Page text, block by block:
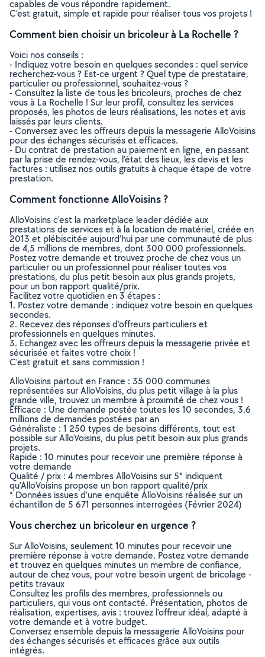
capables de vous répondre rapidement.
C’est gratuit, simple et rapide pour réaliser tous vos projets !
Comment bien choisir un bricoleur à La Rochelle ?
Voici nos conseils :
- Indiquez votre besoin en quelques secondes : quel service
recherchez-vous ? Est-ce urgent ? Quel type de prestataire,
particulier ou professionnel, souhaitez-vous ?
- Consultez la liste de tous les bricoleurs, proches de chez
vous à La Rochelle ! Sur leur profil, consultez les services
proposés, les photos de leurs réalisations, les notes et avis
laissés par leurs clients.
- Conversez avec les offreurs depuis la messagerie AlloVoisins
pour des échanges sécurisés et efficaces.
- Du contrat de prestation au paiement en ligne, en passant
par la prise de rendez-vous, l’état des lieux, les devis et les
factures : utilisez nos outils gratuits à chaque étape de votre
prestation.
Comment fonctionne AlloVoisins ?
AlloVoisins c’est la marketplace leader dédiée aux
prestations de services et à la location de matériel, créée en
2013 et plébiscitée aujourd’hui par une communauté de plus
de 4,5 millions de membres, dont 300 000 professionnels.
Postez votre demande et trouvez proche de chez vous un
particulier ou un professionnel pour réaliser toutes vos
prestations, du plus petit besoin aux plus grands projets,
pour un bon rapport qualité/prix.
Facilitez votre quotidien en 3 étapes :
1. Postez votre demande : indiquez votre besoin en quelques
secondes.
2. Recevez des réponses d’offreurs particuliers et
professionnels en quelques minutes.
3. Echangez avec les offreurs depuis la messagerie privée et
sécurisée et faites votre choix !
C’est gratuit et sans commission !
AlloVoisins partout en France : 35 000 communes
représentées sur AlloVoisins, du plus petit village à la plus
grande ville, trouvez un membre à proximité de chez vous !
Efficace : Une demande postée toutes les 10 secondes, 3.6
millions de demandes postées par an
Généraliste : 1 250 types de besoins différents, tout est
possible sur AlloVoisins, du plus petit besoin aux plus grands
projets.
Rapide : 10 minutes pour recevoir une première réponse à
votre demande
Qualité / prix : 4 membres AlloVoisins sur 5* indiquent
qu’AlloVoisins propose un bon rapport qualité/prix
* Données issues d’une enquête AlloVoisins réalisée sur un
échantillon de 5 671 personnes interrogées (Février 2024)
Vous cherchez un bricoleur en urgence ?
Sur AlloVoisins, seulement 10 minutes pour recevoir une
première réponse à votre demande. Postez votre demande
et trouvez en quelques minutes un membre de confiance,
autour de chez vous, pour votre besoin urgent de bricolage -
petits travaux
Consultez les profils des membres, professionnels ou
particuliers, qui vous ont contacté. Présentation, photos de
réalisation, expertises, avis : trouvez l'offreur idéal, adapté à
votre demande et à votre budget.
Conversez ensemble depuis la messagerie AlloVoisins pour
des échanges sécurisés et efficaces grâce aux outils
intégrés.